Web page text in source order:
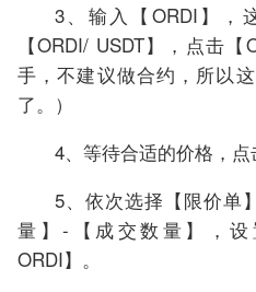
3、输入【ORDI】，
【ORDI/ USDT】，点击
手，不建议做合约，所以
了。）
4、等待合适的价格，点
5、依次选择【限价单
量】-【成交数量】，
ORDI】。